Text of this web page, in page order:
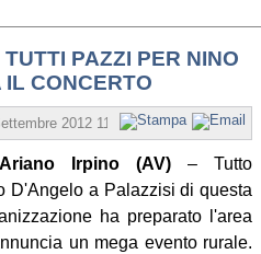
PAZZI PER NINO
CONCERTO
2012 11:13 Scritto da
Ariano Irpino (AV) – Tutto
D'Angelo a Palazzisi di questa
ha preparato l'area
un mega evento rurale.